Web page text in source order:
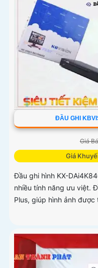
ĐẦU GHI
Giá
Giá
Đầu ghi hình KX-
nhiều tính năng ưu việt.
Plus, giúp hình ảnh